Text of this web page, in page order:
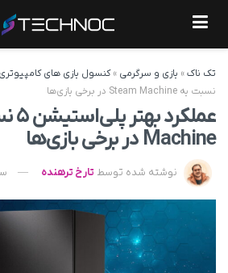
تک ناک» بازی و سرگرمی »کنسول بازی های کامپیوتری
نسبت به Steam Machine در برخی بازی‌ها
Machine در برخی بازی‌ها
نوشته شده توسط تارخ ترهنده